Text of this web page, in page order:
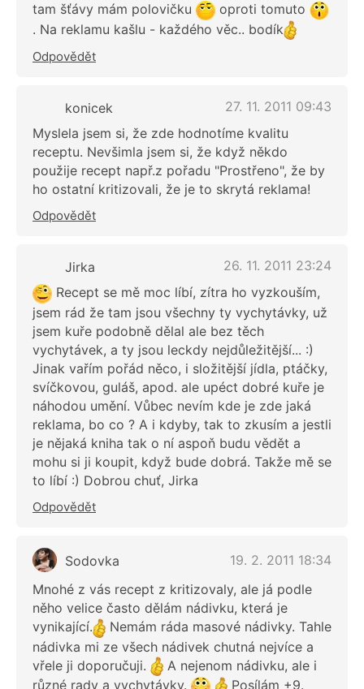
tam šťávy mám polovičku
oproti tomuto
. Na reklamu kašlu - každého věc.. bodík
Odpovědět
konicek
27. 11. 2011 09:43
Myslela jsem si, že zde hodnotíme kvalitu
receptu. Nevšimla jsem si, že když někdo
použije recept např.z pořadu "Prostřeno", že by
ho ostatní kritizovali, že je to skrytá reklama!
Odpovědět
Jirka
26. 11. 2011 23:24
Recept se mě moc líbí, zítra ho vyzkouším,
jsem rád že tam jsou všechny ty vychytávky, už
jsem kuře podobně dělal ale bez těch
vychytávek, a ty jsou leckdy nejdůležitější... :)
Jinak vařím pořád něco, i složitější jídla, ptáčky,
svíčkovou, guláš, apod. ale upéct dobré kuře je
náhodou umění. Vůbec nevím kde je zde jaká
reklama, bo co ? A i kdyby, tak to zkusím a jestli
je nějaká kniha tak o ní aspoň budu vědět a
mohu si ji koupit, když bude dobrá. Takže mě se
to líbí :) Dobrou chuť, Jirka
Odpovědět
Sodovka
19. 2. 2011 18:34
Mnohé z vás recept z kritizovaly, ale já podle
něho velice často dělám nádivku, která je
vynikající.
Nemám ráda masové nádivky. Tahle
nádivka mi ze všech nádivek chutná nejvíce a
vřele ji doporučuji.
A nejenom nádivku, ale i
různé rady a vychytávky.
Posílám +9.